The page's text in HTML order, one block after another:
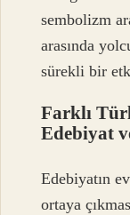
sembolizm
arasında
sürekli bir
Farklı
Edebiyat
Edebiyatın
ortaya